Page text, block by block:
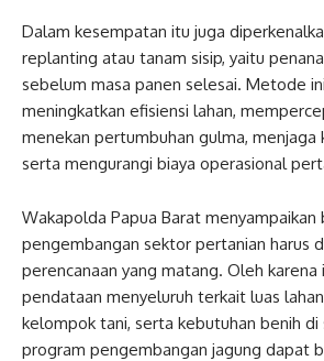
Dalam kesempatan itu juga
replanting atau tanam sisip, yaitu
sebelum masa panen selesai. Metode
meningkatkan efisiensi lahan,
menekan pertumbuhan gulma, menjaga
serta mengurangi biaya operasional
Wakapolda Papua Barat menyampaikan
pengembangan sektor pertanian harus
perencanaan yang matang. Oleh karena
pendataan menyeluruh terkait luas
kelompok tani, serta kebutuhan benih
program pengembangan jagung dapat